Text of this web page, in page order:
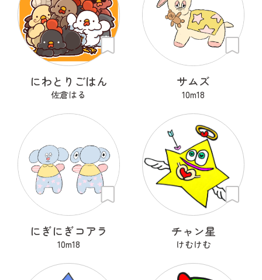
にわとりごはん
佐倉はる
サムズ
10m18
にぎにぎコアラ
10m18
チャン星
けむけむ